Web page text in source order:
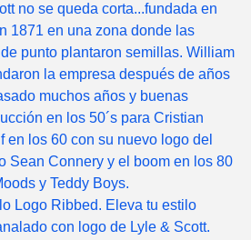
no se queda corta...fundada en
1871 en una zona donde las
punto plantaron semillas. William
la empresa después de años
muchos años y buenas
en los 50´s para Cristian
en los 60 con su nuevo logo del
Sean Connery y el boom en los 80
y Teddy Boys.
Logo Ribbed. Eleva tu estilo
con logo de Lyle & Scott.